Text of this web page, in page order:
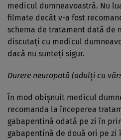
medicul dumneavoastră. Nu
filmate decât v-a fost
schema de tratament dată de
discutaţi cu medicul
dacă nu sunteţi sigur.
Durere neuropată (adulţi cu
În mod obişnuit medicul
recomanda la începerea
gabapentină odată pe zi în
gabapentină de două ori pe zi